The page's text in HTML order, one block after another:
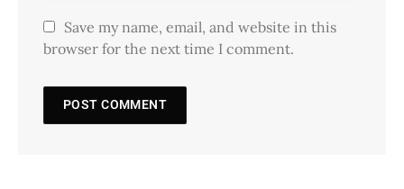
Save my name, email, and website in this
browser for the next time I comment.